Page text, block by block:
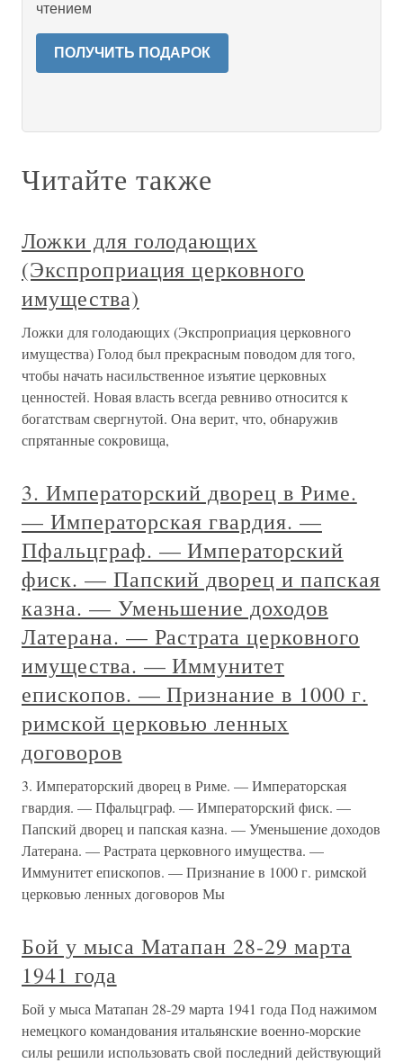
чтением
ПОЛУЧИТЬ ПОДАРОК
Читайте также
Ложки для голодающих
(Экспроприация церковного
имущества)
Ложки для голодающих (Экспроприация церковного
имущества) Голод был прекрасным поводом для того,
чтобы начать насильственное изъятие церковных
ценностей. Новая власть всегда ревниво относится к
богатствам свергнутой. Она верит, что, обнаружив
спрятанные сокровища,
3. Императорский дворец в Риме.
— Императорская гвардия. —
Пфальцграф. — Императорский
фиск. — Папский дворец и папская
казна. — Уменьшение доходов
Латерана. — Растрата церковного
имущества. — Иммунитет
епископов. — Признание в 1000 г.
римской церковью ленных
договоров
3. Императорский дворец в Риме. — Императорская
гвардия. — Пфальцграф. — Императорский фиск. —
Папский дворец и папская казна. — Уменьшение доходов
Латерана. — Растрата церковного имущества. —
Иммунитет епископов. — Признание в 1000 г. римской
церковью ленных договоров Мы
Бой у мыса Матапан 28-29 марта
1941 года
Бой у мыса Матапан 28-29 марта 1941 года Под нажимом
немецкого командования итальянские военно-морские
силы решили использовать свой последний действующий